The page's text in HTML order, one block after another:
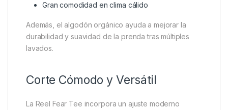
Gran comodidad en clima cálido
Además, el algodón orgánico ayuda a mejorar la
durabilidad y suavidad de la prenda tras múltiples
lavados.
Corte Cómodo y Versátil
La Reel Fear Tee incorpora un ajuste moderno